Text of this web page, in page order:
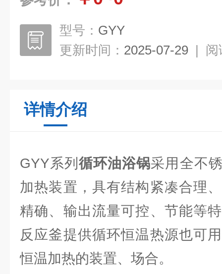
型号： GYY
更新时间： 2025-07-29 | 阅
详情介绍
GYY系列循环油浴锅采用全不
加热装置，具有结构紧凑合理
精确、输出流量可控、节能等
反应釜提供循环恒温热源也可
恒温加热的装置、场合。